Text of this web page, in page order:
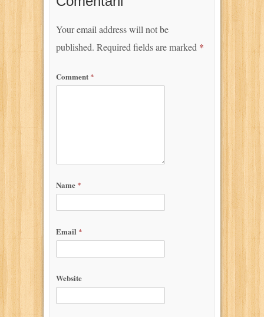
Your email address will not be
published. Required fields are marked *
Comment *
Name *
Email *
Website